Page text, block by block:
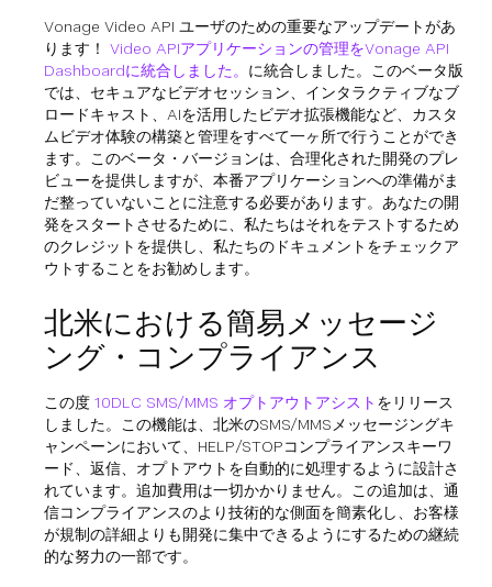
Vonage Video API ユーザのための重要なアップデートがあ
ります！ Video APIアプリケーションの管理をVonage API
Dashboardに統合しました。 に統合しました。このベータ版
では、セキュアなビデオセッション、インタラクティブなブ
ロードキャスト、AIを活用したビデオ拡張機能など、カスタ
ムビデオ体験の構築と管理をすべて一ヶ所で行うことができ
ます。このベータ・バージョンは、合理化された開発のプレ
ビューを提供しますが、本番アプリケーションへの準備がま
だ整っていないことに注意する必要があります。あなたの開
発をスタートさせるために、私たちはそれをテストするため
のクレジットを提供し、私たちのドキュメントをチェックア
ウトすることをお勧めします。
北米における簡易メッセージ
ング・コンプライアンス
この度 10DLC SMS/MMS オプトアウトアシスト をリリース
しました。この機能は、北米のSMS/MMSメッセージングキ
ャンペーンにおいて、HELP/STOPコンプライアンスキーワ
ード、返信、オプトアウトを自動的に処理するように設計さ
れています。追加費用は一切かかりません。この追加は、通
信コンプライアンスのより技術的な側面を簡素化し、お客様
が規制の詳細よりも開発に集中できるようにするための継続
的な努力の一部です。